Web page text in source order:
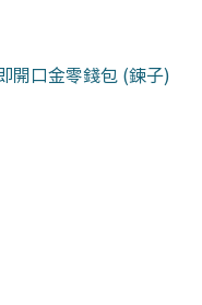
開口金零錢包 (鍊子)